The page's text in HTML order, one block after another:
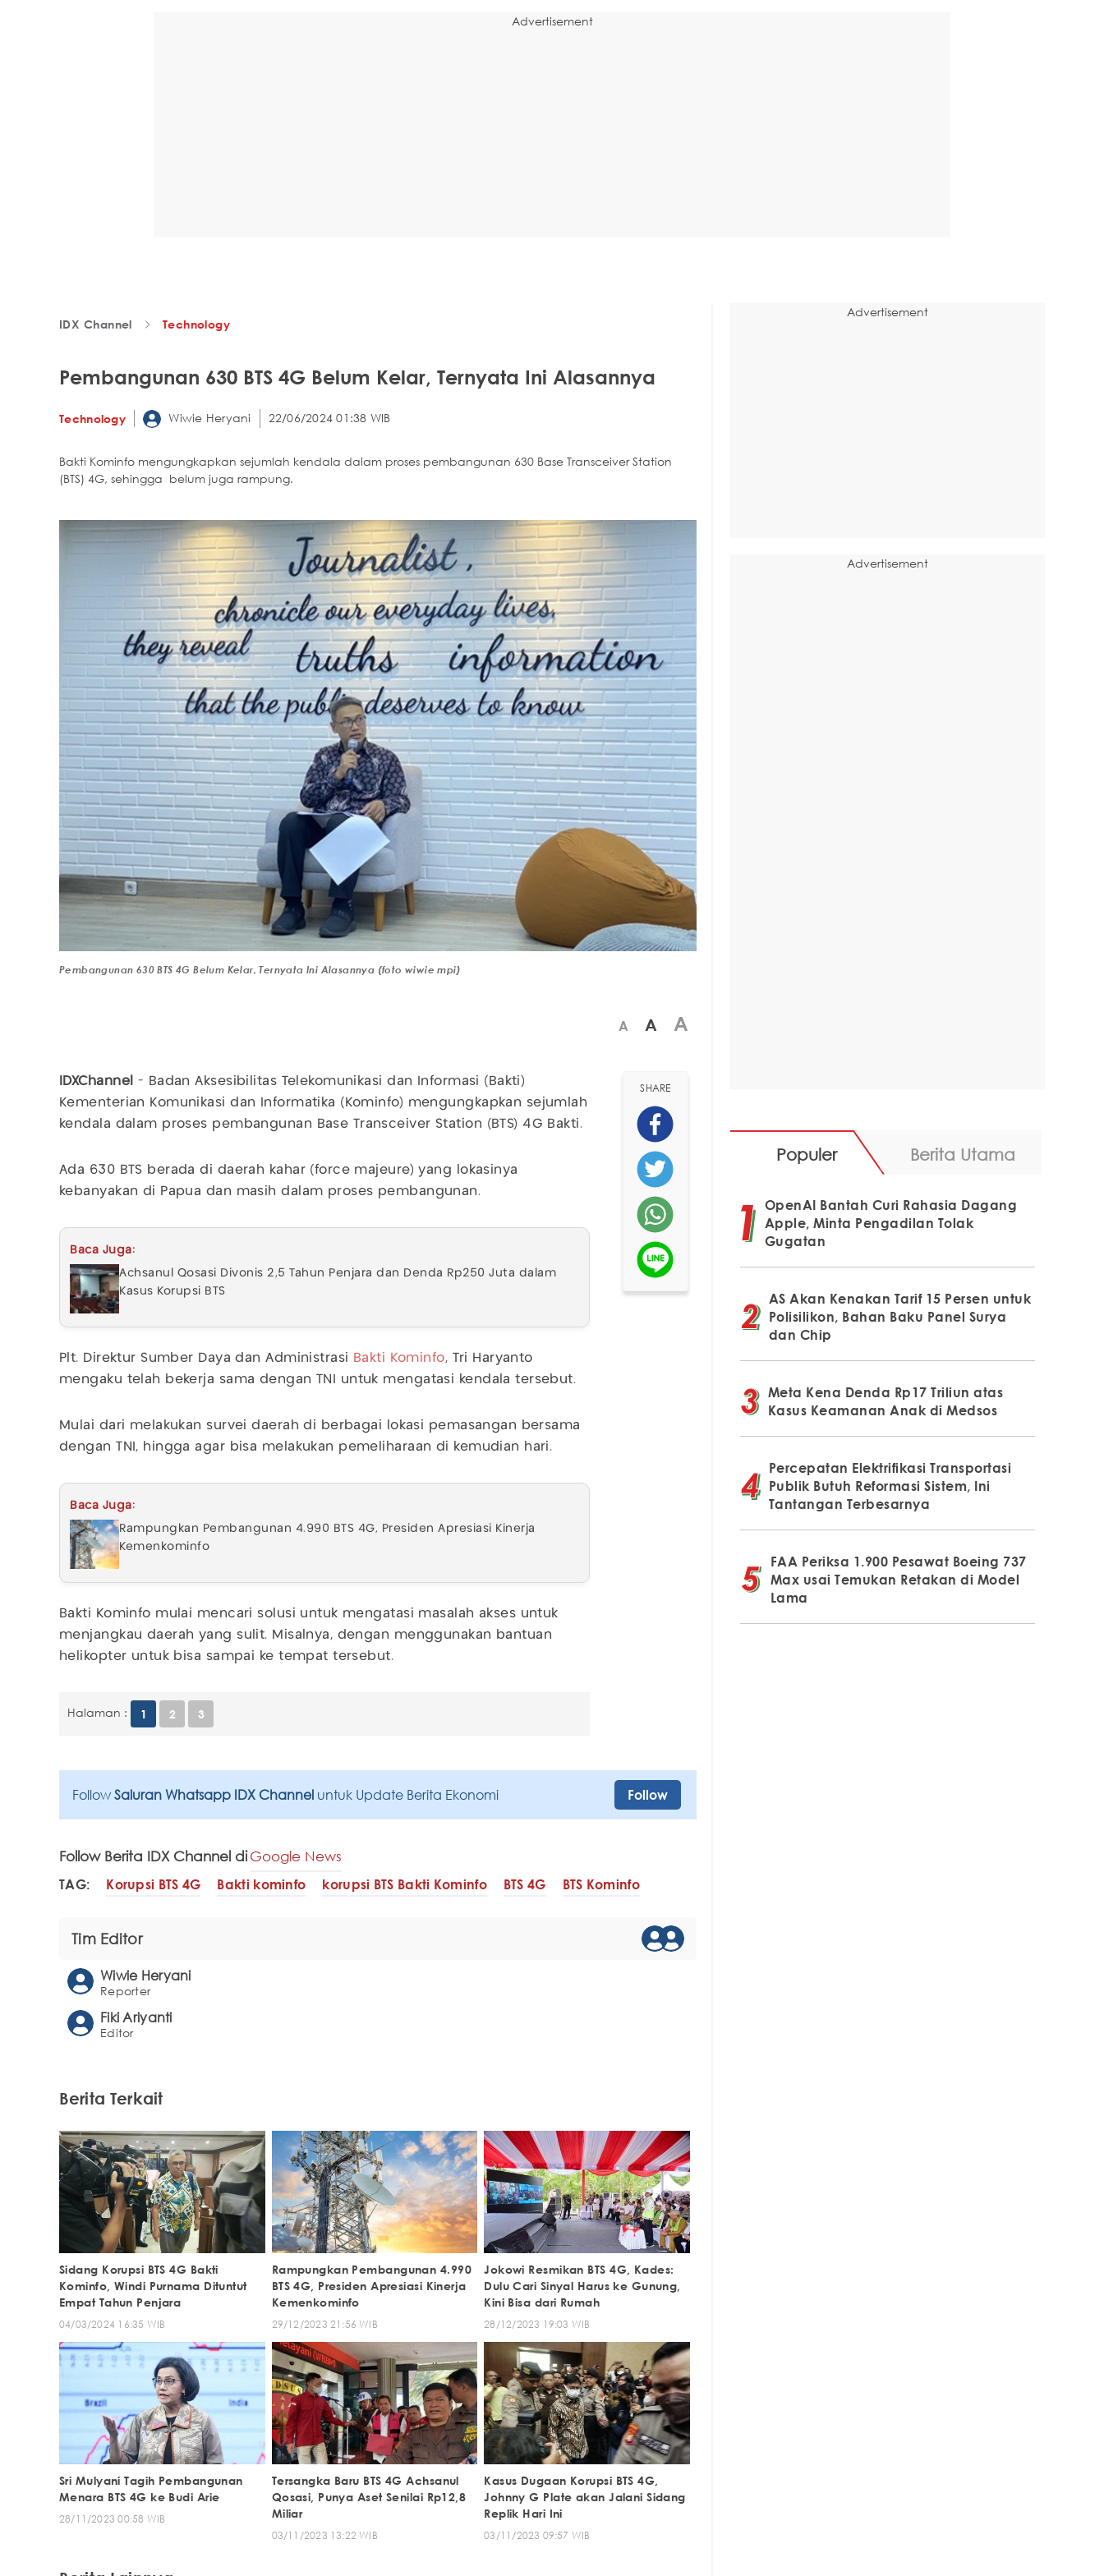
Advertisement
IDX Channel Technology
Pembangunan 630 BTS 4G Belum Kelar, Ternyata Ini Alasannya
Technology Wiwie Heryani 22/06/2024 01:38 WIB
Bakti Kominfo mengungkapkan sejumlah kendala dalam proses pembangunan 630 Base Transceiver Station
(BTS) 4G, sehingga belum juga rampung.
Pembangunan 630 BTS 4G Belum Kelar, Ternyata Ini Alasannya (foto wiwie mpi)
A A A
IDXChannel
- Badan Aksesibilitas Telekomunikasi dan Informasi (Bakti)
Kementerian Komunikasi dan Informatika (Kominfo) mengungkapkan sejumlah
kendala dalam proses pembangunan Base Transceiver Station (BTS) 4G Bakti.
Ada 630 BTS berada di daerah kahar (force majeure) yang lokasinya
kebanyakan di Papua dan masih dalam proses pembangunan.
Baca Juga:
Achsanul Qosasi Divonis 2,5 Tahun Penjara dan Denda Rp250 Juta dalam
Kasus Korupsi BTS
Plt. Direktur Sumber Daya dan Administrasi Bakti Kominfo, Tri Haryanto
mengaku telah bekerja sama dengan TNI untuk mengatasi kendala tersebut.
Mulai dari melakukan survei daerah di berbagai lokasi pemasangan bersama
dengan TNI, hingga agar bisa melakukan pemeliharaan di kemudian hari.
Baca Juga:
Rampungkan Pembangunan 4.990 BTS 4G, Presiden Apresiasi Kinerja
Kemenkominfo
Bakti Kominfo mulai mencari solusi untuk mengatasi masalah akses untuk
menjangkau daerah yang sulit. Misalnya, dengan menggunakan bantuan
helikopter untuk bisa sampai ke tempat tersebut.
Halaman : 1 2 3
SHARE
Follow Saluran Whatsapp IDX Channel untuk Update Berita Ekonomi Follow
Follow Berita IDX Channel diGoogle News
TAG: Korupsi BTS 4G Bakti kominfo korupsi BTS Bakti Kominfo BTS 4G BTS Kominfo
Tim Editor
Wiwie Heryani
Reporter
Fiki Ariyanti
Editor
Berita Terkait
Sidang Korupsi BTS 4G Bakti
Kominfo, Windi Purnama Dituntut
Empat Tahun Penjara
04/03/2024 16:35 WIB
Rampungkan Pembangunan 4.990
BTS 4G, Presiden Apresiasi Kinerja
Kemenkominfo
29/12/2023 21:56 WIB
Jokowi Resmikan BTS 4G, Kades:
Dulu Cari Sinyal Harus ke Gunung,
Kini Bisa dari Rumah
28/12/2023 19:03 WIB
Sri Mulyani Tagih Pembangunan
Menara BTS 4G ke Budi Arie
28/11/2023 00:58 WIB
Tersangka Baru BTS 4G Achsanul
Qosasi, Punya Aset Senilai Rp12,8
Miliar
03/11/2023 13:22 WIB
Kasus Dugaan Korupsi BTS 4G,
Johnny G Plate akan Jalani Sidang
Replik Hari Ini
03/11/2023 09:57 WIB
Advertisement
Advertisement
Populer Berita Utama
OpenAI Bantah Curi Rahasia Dagang
Apple, Minta Pengadilan Tolak
Gugatan
AS Akan Kenakan Tarif 15 Persen untuk
Polisilikon, Bahan Baku Panel Surya
dan Chip
Meta Kena Denda Rp17 Triliun atas
Kasus Keamanan Anak di Medsos
Percepatan Elektrifikasi Transportasi
Publik Butuh Reformasi Sistem, Ini
Tantangan Terbesarnya
FAA Periksa 1.900 Pesawat Boeing 737
Max usai Temukan Retakan di Model
Lama